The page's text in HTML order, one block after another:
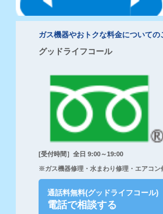
ガス機器やおトクな料金についての
グッドライフコール
[受付時間］全日 9:00～19:00
※ガス機器修理・水まわり修理・エアコン
通話料無料(グッドライフコール)
電話で相談する